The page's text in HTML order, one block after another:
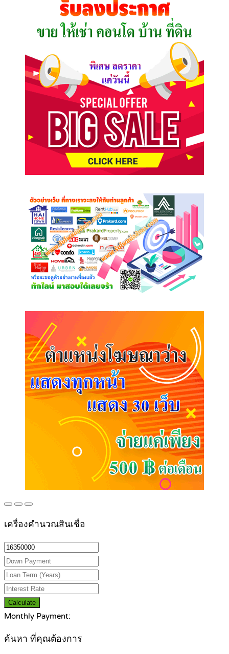
เครื่องคำนวณสินเชื่อ
Calculate
Monthly Payment:
ค้นหา ที่คุณต้องการ